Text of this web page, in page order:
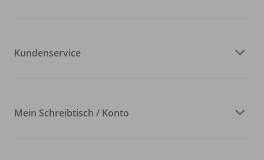
Kundenservice
Mein Schreibtisch / Konto